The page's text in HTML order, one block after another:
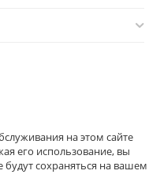
на этом сайте
его использование, вы
сохраняться на вашем